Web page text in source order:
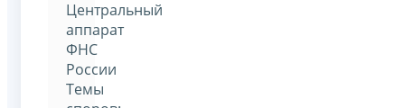
Центральный
аппарат
ФНС
России
Темы